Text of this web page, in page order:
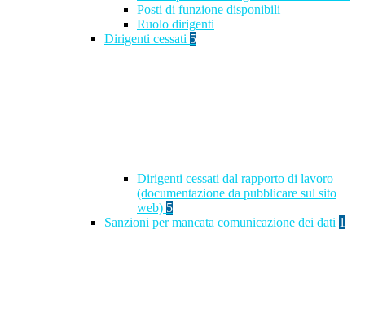
Posti di funzione disponibili
Ruolo dirigenti
Dirigenti cessati 5
Dirigenti cessati dal rapporto di lavoro
(documentazione da pubblicare sul sito
web) 5
Sanzioni per mancata comunicazione dei dati 1